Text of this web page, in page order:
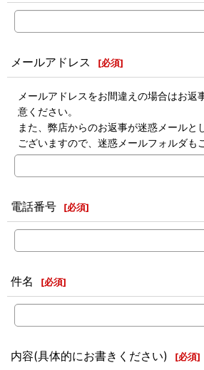
メールアドレス [必須]
メールアドレスをお間違えの場合はお返
意ください。
また、弊店からのお返事が迷惑メールと
ございますので、迷惑メールフォルダも
電話番号 [必須]
件名 [必須]
内容(具体的にお書きください) [必須]